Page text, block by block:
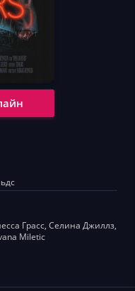
Грасс, Селина Джиллз,
Miletic